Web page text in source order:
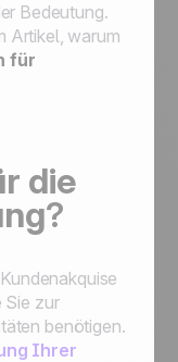
Bedeutung.
Artikel, warum
für
die
?
Sie zur
benötigen.
Ihrer